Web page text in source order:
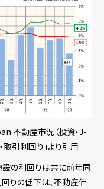
不動産市況（投資・J-
取引利回り」より引用
設の利回りは共に前年同
りの低下は、不動産価